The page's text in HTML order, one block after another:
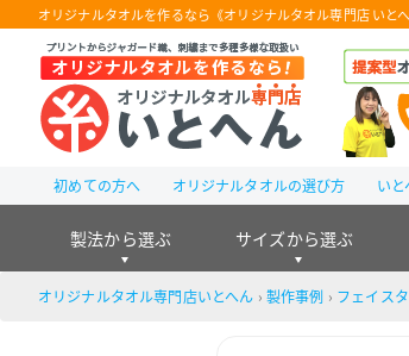
オリジナルタオルを作るなら《オリジナルタオル専門店 いとへ
初めての方へ オリジナルタオルの選び方 い
製法から選ぶ サイズから選ぶ
オリジナルタオル専門店いとへん › 製作事例 › フェイス